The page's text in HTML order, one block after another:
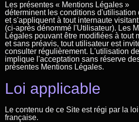
Les présentes « Mentions Légales »
déterminent les conditions d'utilisation
et s'appliquent à tout internaute
(ci-après dénommé l'Utilisateur). Les
Légales pouvant être modifiées à tout
et sans préavis, tout utilisateur est
consulter régulièrement. L'utilisation
implique l'acceptation sans réserve
présentes Mentions Légales.
Loi applicable
Le contenu de ce Site est régi par la loi
française.